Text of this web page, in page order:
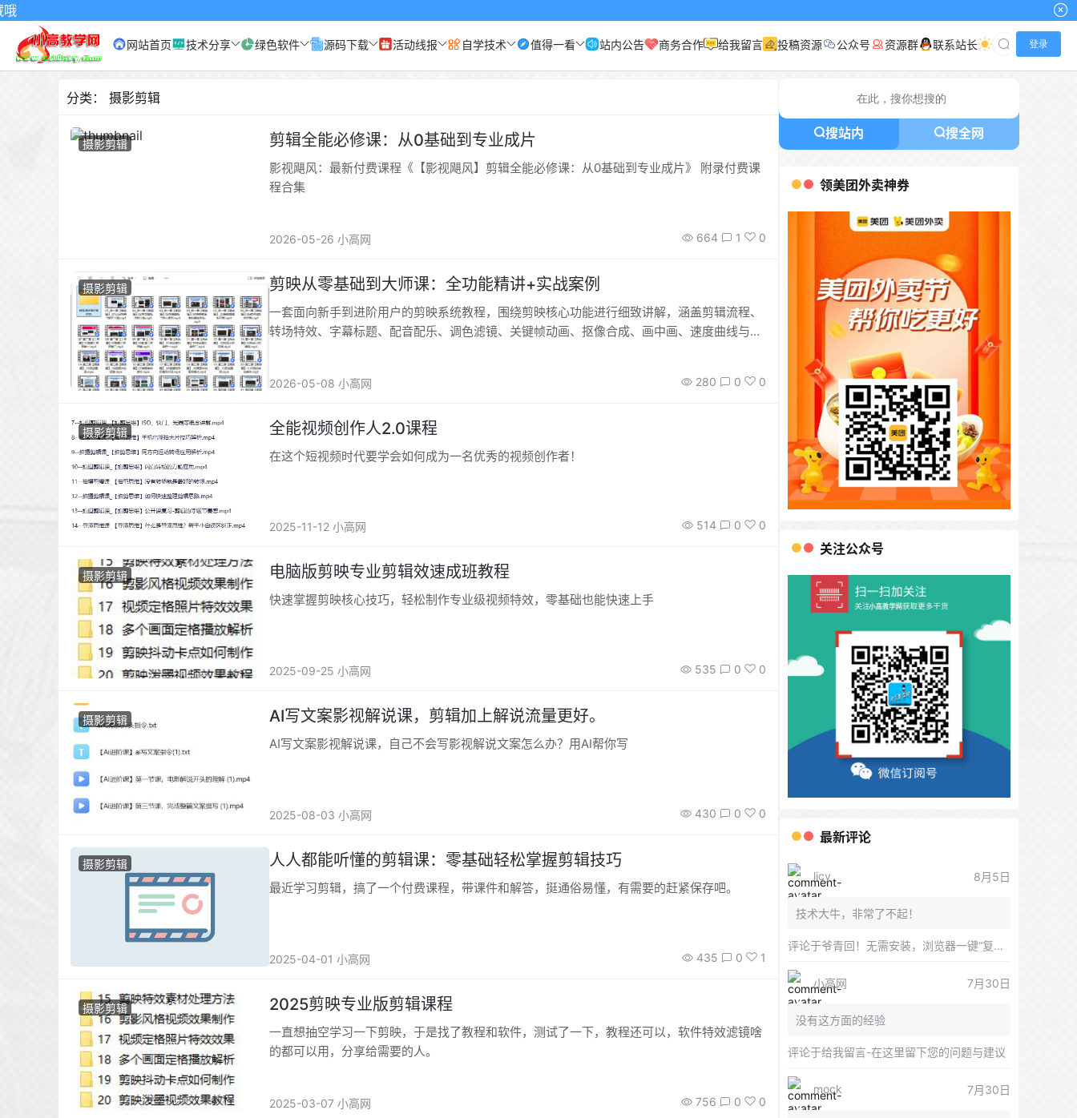
小高网已
网站首页 技术分享 绿色软件 源码下载 活动线报 自学技术 值得一看 站内公告 商务合作 给我留言 投稿资源 公众号 资源群 联系站长 登录
分类： 摄影剪辑
摄影剪辑 剪辑全能必修课：从0基础到专业成片
影视飓风：最新付费课程《【影视飓风】剪辑全能必修课：从0基础到专业成片》 附录付费课
程合集
2026-05-26 小高网 664 1 0
摄影剪辑 剪映从零基础到大师课：全功能精讲+实战案例
一套面向新手到进阶用户的剪映系统教程，围绕剪映核心功能进行细致讲解，涵盖剪辑流程、
转场特效、字幕标题、配音配乐、调色滤镜、关键帧动画、抠像合成、画中画、速度曲线与导
2026-05-08 小高网 280 0 0
摄影剪辑 全能视频创作人2.0课程
在这个短视频时代要学会如何成为一名优秀的视频创作者！
2025-11-12 小高网 514 0 0
摄影剪辑 电脑版剪映专业剪辑效速成班教程
快速掌握剪映核心技巧，轻松制作专业级视频特效，零基础也能快速上手
2025-09-25 小高网 535 0 0
摄影剪辑 AI写文案影视解说课，剪辑加上解说流量更好。
AI写文案影视解说课，自己不会写影视解说文案怎么办？用AI帮你写
2025-08-03 小高网 430 0 0
摄影剪辑 人人都能听懂的剪辑课：零基础轻松掌握剪辑技巧
最近学习剪辑，搞了一个付费课程，带课件和解答，挺通俗易懂，有需要的赶紧保存吧。
2025-04-01 小高网 435 0 1
摄影剪辑 2025剪映专业版剪辑课程
一直想抽空学习一下剪映，于是找了教程和软件，测试了一下，教程还可以，软件特效滤镜啥
的都可以用，分享给需要的人。
2025-03-07 小高网 756 0 0
搜站内 搜全网
领美团外卖神券
关注公众号
最新评论
licy 8月5日
技术大牛，非常了不起！
评论于爷青回！无需安装，浏览器一键“复活”Windows
小高网 7月30日
没有这方面的经验
评论于给我留言-在这里留下您的问题与建议
mock 7月30日